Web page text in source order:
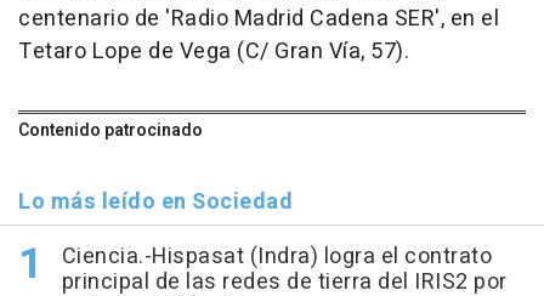
centenario de 'Radio Madrid Cadena SER', en el
Tetaro Lope de Vega (C/ Gran Vía, 57).
Contenido patrocinado
Lo más leído en Sociedad
Ciencia.-Hispasat (Indra) logra el contrato
principal de las redes de tierra del IRIS2 por